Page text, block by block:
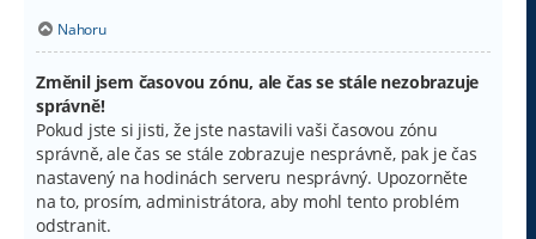
Nahoru
Změnil jsem časovou zónu, ale čas se stále nezobrazuje
správně!
Pokud jste si jisti, že jste nastavili vaši časovou zónu
správně, ale čas se stále zobrazuje nesprávně, pak je čas
nastavený na hodinách serveru nesprávný. Upozorněte
na to, prosím, administrátora, aby mohl tento problém
odstranit.